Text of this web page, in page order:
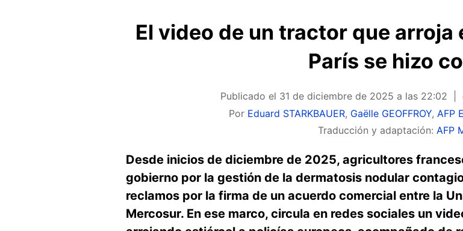
El video de un tractor que
París se hizo
Publicado el 31 de diciembre de 2025 a las 22:02
Por Eduard STARKBAUER, Gaëlle GEOFFROY, AFP
Traducción y adaptación: AFP
Desde inicios de diciembre de 2025, agricultores
gobierno por la gestión de la dermatosis nodular
reclamos por la firma de un acuerdo comercial entre la
Mercosur. En ese marco, circula en redes sociales un